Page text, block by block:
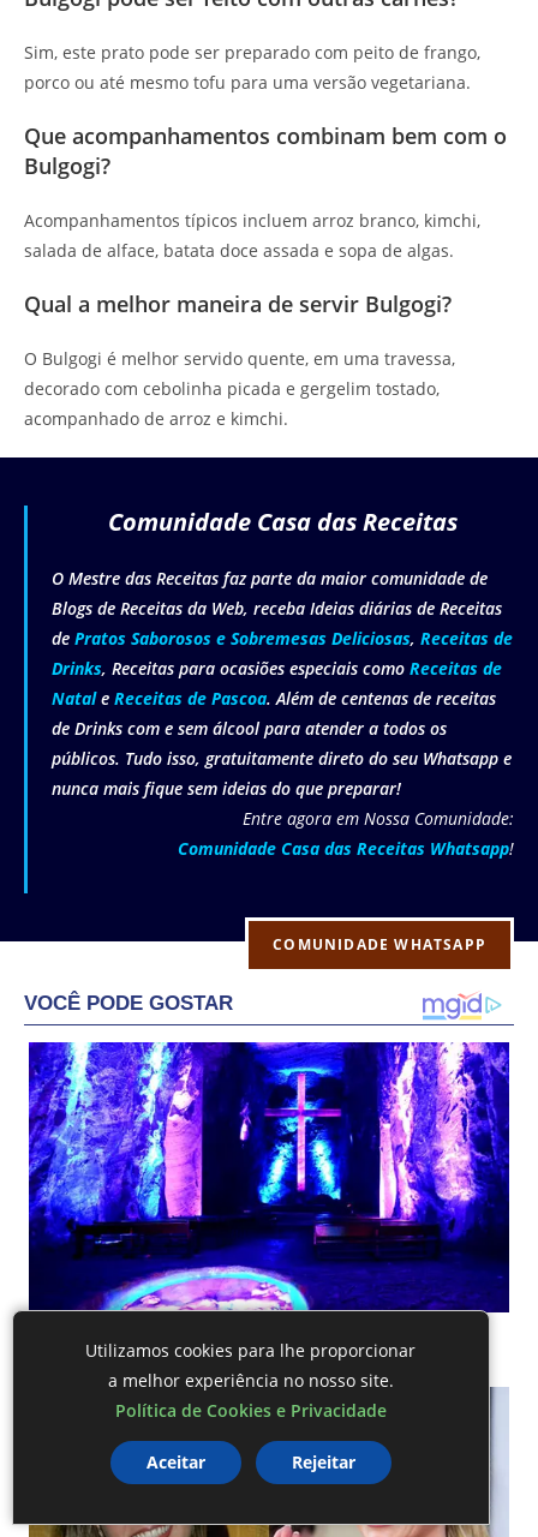
Sim, este prato pode ser preparado com peito de frango,
porco ou até mesmo tofu para uma versão vegetariana.
Que acompanhamentos combinam bem com o
Bulgogi?
Acompanhamentos típicos incluem arroz branco, kimchi,
salada de alface, batata doce assada e sopa de algas.
Qual a melhor maneira de servir Bulgogi?
O Bulgogi é melhor servido quente, em uma travessa,
decorado com cebolinha picada e gergelim tostado,
acompanhado de arroz e kimchi.
Comunidade Casa das Receitas
O Mestre das Receitas faz parte da maior comunidade de
Blogs de Receitas da Web, receba Ideias diárias de Receitas
de Pratos Saborosos e Sobremesas Deliciosas, Receitas de
Drinks, Receitas para ocasiões especiais como Receitas de
Natale Receitas de Pascoa. Além de centenas de receitas
de Drinks com e sem álcool para atender a todos os
públicos. Tudo isso, gratuitamente direto do seu Whatsapp e
nunca mais fique sem ideias do que preparar!
Entre agora em Nossa Comunidade:
Comunidade Casa das Receitas Whatsapp!
COMUNIDADE WHATSAPP
Utilizamos cookies para lhe proporcionar
a melhor experiência no nosso site.
Política de Cookies e Privacidade
Aceitar Rejeitar